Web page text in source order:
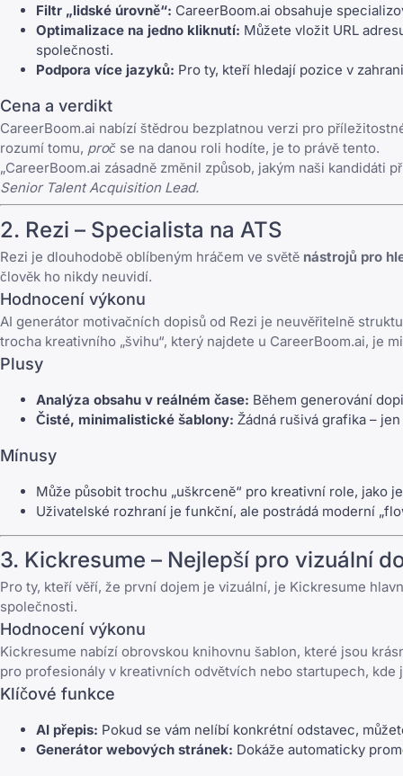
Filtr „lidské úrovně“: CareerBoom.ai obsahuje
Optimalizace na jedno kliknutí: Můžete vložit URL
společnosti.
Podpora více jazyků: Pro ty, kteří hledají pozice v
Cena a verdikt
CareerBoom.ai nabízí štědrou bezplatnou verzi pro
rozumí tomu, proč se na danou roli hodíte, je to právě tento.
„CareerBoom.ai zásadně změnil způsob, jakým naši
Senior Talent Acquisition Lead.
2. Rezi – Specialista na ATS
Rezi je dlouhodobě oblíbeným hráčem ve světě nástrojů pro
člověk ho nikdy neuvidí.
Hodnocení výkonu
AI generátor motivačních dopisů od Rezi je neuvěřitelně
trocha kreativního „švihu“, který najdete u CareerBoom.ai, je
Plusy
Analýza obsahu v reálném čase: Během generování
Čisté, minimalistické šablony: Žádná rušivá grafika –
Mínusy
Může působit trochu „uškrceně“ pro kreativní role, jako
Uživatelské rozhraní je funkční, ale postrádá moderní
3. Kickresume – Nejlepší pro vizuální
Pro ty, kteří věří, že první dojem je vizuální, je Kickresume
společnosti.
Hodnocení výkonu
Kickresume nabízí obrovskou knihovnu šablon, které jsou
pro profesionály v kreativních odvětvích nebo startupech,
Klíčové funkce
AI přepis: Pokud se vám nelíbí konkrétní odstavec,
Generátor webových stránek: Dokáže automaticky